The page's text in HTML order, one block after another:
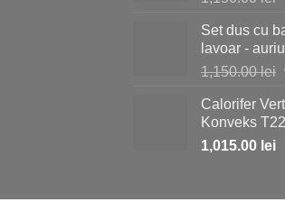
Set dus cu
lavoar -
1,150.00lei
Calorifer
Konveks
1,015.00 lei